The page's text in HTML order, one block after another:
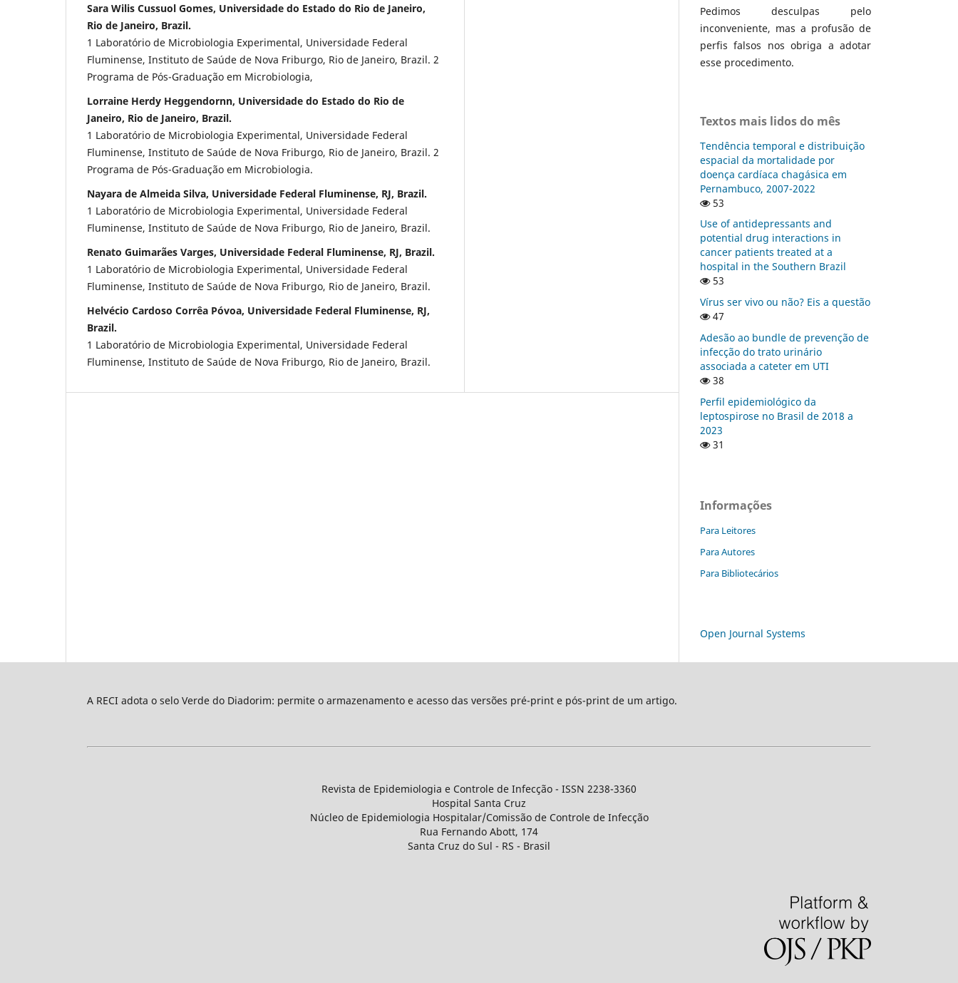
Sara Wilis Cussuol Gomes, Universidade do Estado do Rio de Janeiro,
Rio de Janeiro, Brazil.
1 Laboratório de Microbiologia Experimental, Universidade Federal
Fluminense, Instituto de Saúde de Nova Friburgo, Rio de Janeiro, Brazil. 2
Programa de Pós-Graduação em Microbiologia,
Lorraine Herdy Heggendornn, Universidade do Estado do Rio de
Janeiro, Rio de Janeiro, Brazil.
1 Laboratório de Microbiologia Experimental, Universidade Federal
Fluminense, Instituto de Saúde de Nova Friburgo, Rio de Janeiro, Brazil. 2
Programa de Pós-Graduação em Microbiologia.
Nayara de Almeida Silva, Universidade Federal Fluminense, RJ, Brazil.
1 Laboratório de Microbiologia Experimental, Universidade Federal
Fluminense, Instituto de Saúde de Nova Friburgo, Rio de Janeiro, Brazil.
Renato Guimarães Varges, Universidade Federal Fluminense, RJ, Brazil.
1 Laboratório de Microbiologia Experimental, Universidade Federal
Fluminense, Instituto de Saúde de Nova Friburgo, Rio de Janeiro, Brazil.
Helvécio Cardoso Corrêa Póvoa, Universidade Federal Fluminense, RJ,
Brazil.
1 Laboratório de Microbiologia Experimental, Universidade Federal
Fluminense, Instituto de Saúde de Nova Friburgo, Rio de Janeiro, Brazil.
Pedimos desculpas pelo
inconveniente, mas a profusão de
perfis falsos nos obriga a adotar
esse procedimento.
Textos mais lidos do mês
Tendência temporal e distribuição
espacial da mortalidade por
doença cardíaca chagásica em
Pernambuco, 2007-2022
53
Use of antidepressants and
potential drug interactions in
cancer patients treated at a
hospital in the Southern Brazil
53
Vírus ser vivo ou não? Eis a questão
47
Adesão ao bundle de prevenção de
infecção do trato urinário
associada a cateter em UTI
38
Perfil epidemiológico da
leptospirose no Brasil de 2018 a
2023
31
Informações
Para Leitores
Para Autores
Para Bibliotecários
Open Journal Systems
A RECI adota o selo Verde do Diadorim: permite o armazenamento e acesso das versões pré-print e pós-print de um artigo.
Revista de Epidemiologia e Controle de Infecção - ISSN 2238-3360
Hospital Santa Cruz
Núcleo de Epidemiologia Hospitalar/Comissão de Controle de Infecção
Rua Fernando Abott, 174
Santa Cruz do Sul - RS - Brasil